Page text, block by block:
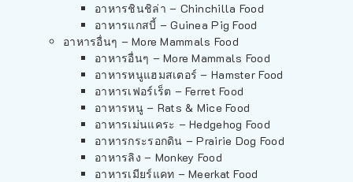
อาหารชินชิล่า – Chinchilla Food
อาหารแกสบี้ – Guinea Pig Food
อาหารอื่นๆ – More Mammals Food
อาหารอื่นๆ – More Mammals Food
อาหารหนูแฮมสเตอร์ – Hamster Food
อาหารเฟอร์เร็ต – Ferret Food
อาหารหนู – Rats & Mice Food
อาหารเม่นแคระ – Hedgehog Food
อาหารกระรอกดิน – Prairie Dog Food
อาหารลิง – Monkey Food
อาหารเมียร์แคท – Meerkat Food